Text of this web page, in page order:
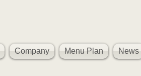
Company Menu Plan News